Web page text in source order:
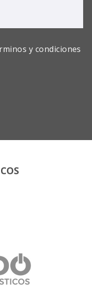
y condiciones